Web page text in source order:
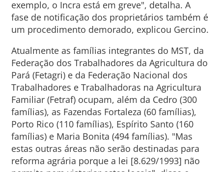
exemplo, o Incra está em greve", detalha. A
fase de notificação dos proprietários também é
um procedimento demorado, explicou Gercino.
Atualmente as famílias integrantes do MST, da
Federação dos Trabalhadores da Agricultura do
Pará (Fetagri) e da Federação Nacional dos
Trabalhadores e Trabalhadoras na Agricultura
Familiar (Fetraf) ocupam, além da Cedro (300
famílias), as Fazendas Fortaleza (60 famílias),
Porto Rico (110 famílias), Espírito Santo (160
famílias) e Maria Bonita (494 famílias). "Mas
estas outras áreas não serão destinadas para
reforma agrária porque a lei [8.629/1993] não